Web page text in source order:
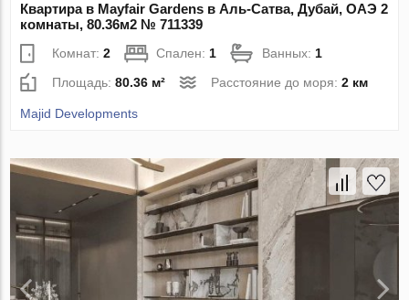
Квартира в Mayfair Gardens в Аль-Сатва, Дубай, ОАЭ 2
комнаты, 80.36м2 № 711339
Комнат:2 Спален:1 Ванных:1
Площадь:80.36 м² Расстояние до моря:2 км
Majid Developments